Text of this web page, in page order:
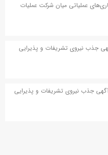
عملیاتی میان شرکت عملیات
جذب نیروی تشریفات و پذیرایی
جذب نیروی تشریفات و پذیرایی